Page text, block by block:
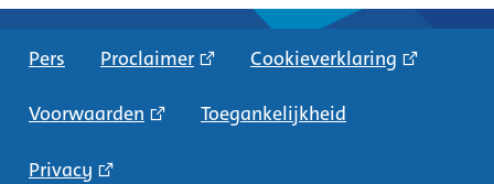
Pers Proclaimer Cookieverklaring
Voorwaarden Toegankelijkheid
Privacy